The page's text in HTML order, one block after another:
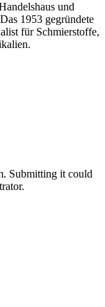
und
1953 gegründete
für Schmierstoffe,
Submitting it could